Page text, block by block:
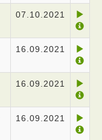
07.10.2021
16.09.2021
16.09.2021
16.09.2021